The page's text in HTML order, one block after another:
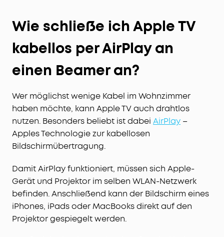
Wie schließe ich Apple TV
kabellos per AirPlay an
einen Beamer an?
Wer möglichst wenige Kabel im Wohnzimmer
haben möchte, kann Apple TV auch drahtlos
nutzen. Besonders beliebt ist dabei AirPlay –
Apples Technologie zur kabellosen
Bildschirmübertragung.
Damit AirPlay funktioniert, müssen sich Apple-
Gerät und Projektor im selben WLAN-Netzwerk
befinden. Anschließend kann der Bildschirm eines
iPhones, iPads oder MacBooks direkt auf den
Projektor gespiegelt werden.